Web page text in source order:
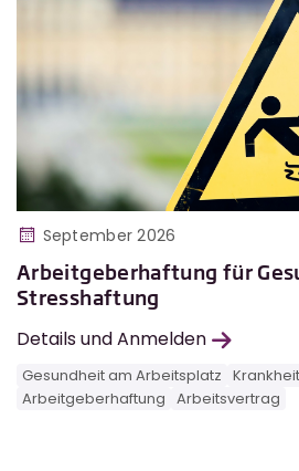
September 2026
Arbeitgeberhaftung für
Stresshaftung
Details und Anmelden
Gesundheit am Arbeitsplatz Krankheit
Arbeitgeberhaftung Arbeitsvertrag